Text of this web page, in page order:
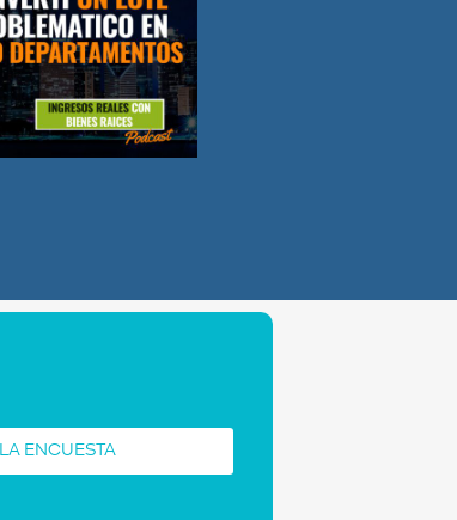
LA ENCUESTA